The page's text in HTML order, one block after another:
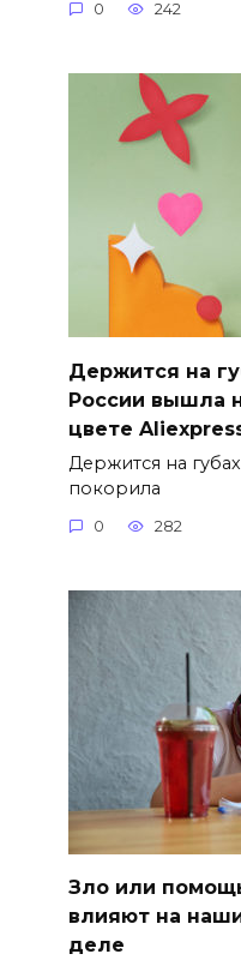
0 242
Держится на
России вышла
цвете
Держится на
покорила
0 282
Зло или
влияют на
деле